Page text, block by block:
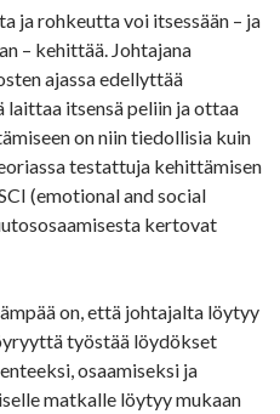
ja rohkeutta voi itsessään – ja
– kehittää. Johtajana
ajassa edellyttää
itsensä peliin ja ottaa
on niin tiedollisia kuin
testattuja kehittämisen
(emotional and social
kertovat
on, että johtajalta löytyy
työstää löydökset
osaamiseksi ja
matkalle löytyy mukaan